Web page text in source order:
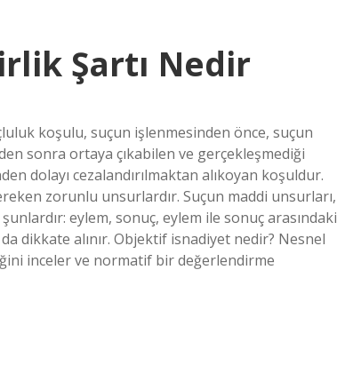
Şartı Nedir
koşulu, suçun işlenmesinden önce, suçun
sonra ortaya çıkabilen ve gerçekleşmediği
dolayı cezalandırılmaktan alıkoyan koşuldur.
zorunlu unsurlardır. Suçun maddi unsurları,
eylem, sonuç, eylem ile sonuç arasındaki
dikkate alınır. Objektif isnadiyet nedir? Nesnel
inceler ve normatif bir değerlendirme